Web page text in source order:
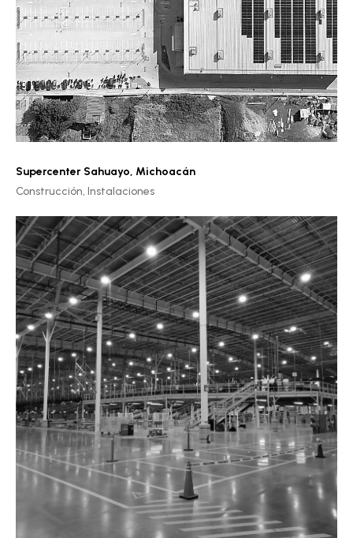
Supercenter Sahuayo, Michoacán
Construcción, Instalaciones